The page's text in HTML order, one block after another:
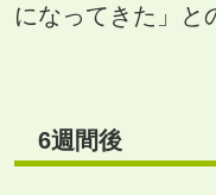
になってきた」と
6週間後